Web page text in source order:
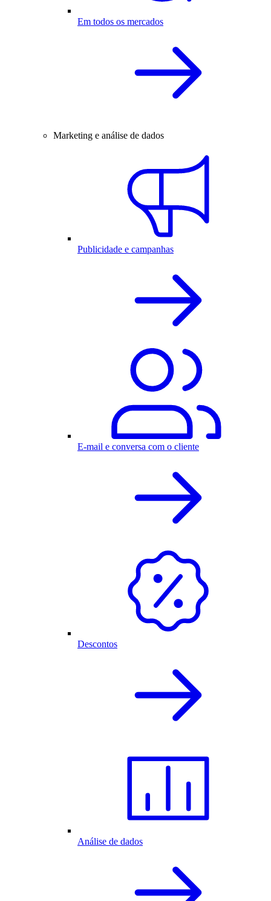
Em todos os mercados
Marketing e análise de dados
Publicidade e campanhas
E-mail e conversa com o cliente
Descontos
Análise de dados